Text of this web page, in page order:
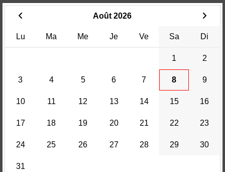
Août 2026
Lu Ma Me Je Ve Sa Di
1 2
3 4 5 6 7 8 9
10 11 12 13 14 15 16
17 18 19 20 21 22 23
24 25 26 27 28 29 30
31